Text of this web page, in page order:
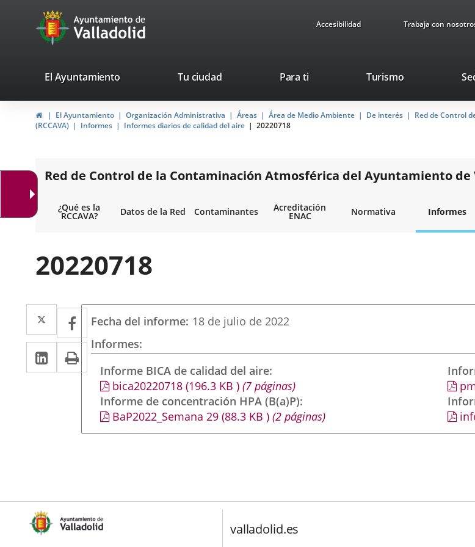
Portal
Web
Ayuntamiento
de
Valladolid
Accesibilidad Trabaja con
valladolid.es
El Ayuntamiento Tu ciudad Para ti TurismoThis
will
open
up
window.
HomeEl Ayuntamiento Organización Administrativa Áreas Área de Medio Ambiente De interés
Red de Control
(RCCAVA)
Informes Informes diarios de calidad del aire 20220718
Red de Control de la Contaminación Atmosférica del Ayuntamiento de
¿Qué es la
RCCAVA? Datos de la Red Contaminantes Acreditación
ENAC Normativa Informes
20220718
Twitter
Enlace
a
una
aplicación
externa.
Facebook
Enlace
a
una
aplicación
externa.
Linkedin
Enlace
a
aplicación
externa.
Print
Fecha del informe 18 de julio de 2022
Informes
Informe BICA de calidad del aire
bica20220718(196.3 KB )(7 páginas)
Informe de concentración HPA (B(a)P)
BaP2022_Semana 29(88.3 KB )(2 páginas)
valladolid.es